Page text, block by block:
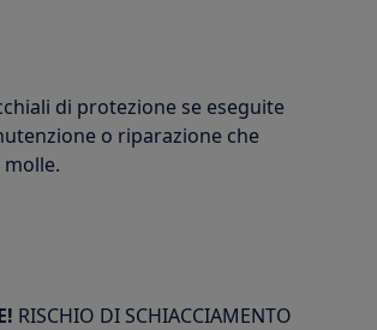
di protezione se eseguite
o riparazione che
RISCHIO DI SCHIACCIAMENTO